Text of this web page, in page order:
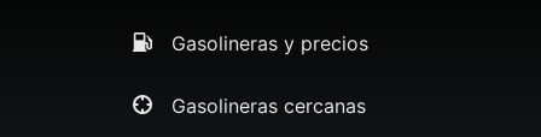
Gasolineras y precios
Gasolineras cercanas